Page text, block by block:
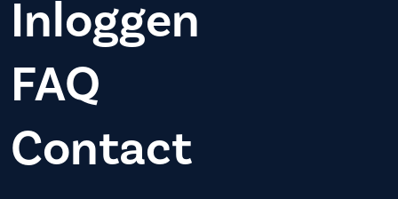
Inloggen
FAQ
Contact